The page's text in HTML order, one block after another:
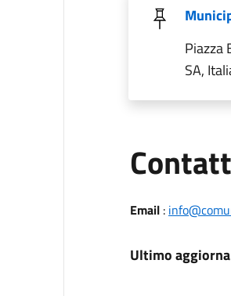
Piazza
SA,
Email:
Ultimo